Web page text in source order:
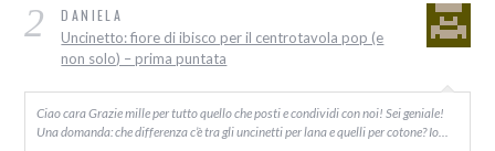
2 DANIELA
Uncinetto: fiore di ibisco per il centrotavola pop (e
non solo) – prima puntata
Ciao cara Grazie mille per tutto quello che posti e condividi con noi! Sei geniale!
Una domanda: che differenza c’è tra gli uncinetti per lana e quelli per cotone? Io…